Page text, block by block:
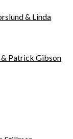
& Linda
Patrick Gibson